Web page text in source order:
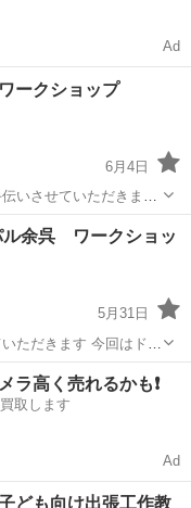
Ad
ークショップ
6月4日
いさせていただきます
ショップ アイデア貯金
準備しお待ちしてます
木の実
ル余呉 ワークショッ
5月31日
ただきます 今回はドラ
心 夏休み企画で貯金箱
しめる内容を準備しお
ラ高く売れるかも❗️
取します
Ad
ども向け出張工作教